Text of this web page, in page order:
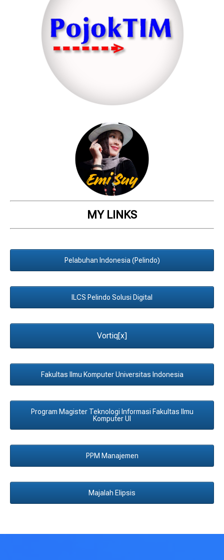
MY LINKS
Pelabuhan Indonesia (Pelindo)
ILCS Pelindo Solusi Digital
Vortiq[x]
Fakultas Ilmu Komputer Universitas Indonesia
Program Magister Teknologi Informasi Fakultas Ilmu
Komputer UI
PPM Manajemen
Majalah Elipsis